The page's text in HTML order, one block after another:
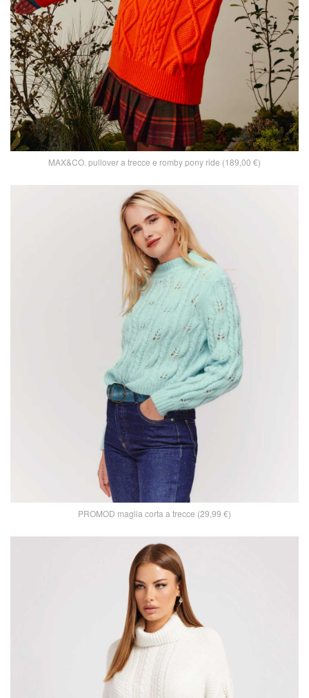
MAX&CO. pullover a trecce e romby pony ride (189,00 €)
PROMOD maglia corta a trecce (29,99 €)